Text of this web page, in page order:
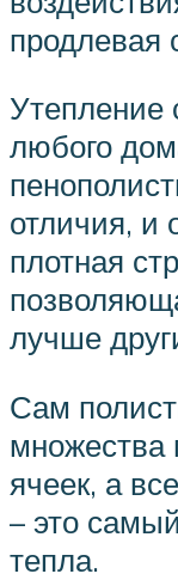
продлевая
Утепление
любого
отличия, и
плотная
лучше
Сам
множества
ячеек, а
– это
тепла.